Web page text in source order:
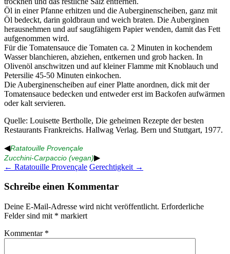
Öl in einer Pfanne erhitzen und die Auberginenscheiben, ganz mit
Öl bedeckt, darin goldbraun und weich braten. Die Auberginen
herausnehmen und auf saugfähigem Papier wenden, damit das Fett
aufgenommen wird.
Für die Tomatensauce die Tomaten ca. 2 Minuten in kochendem
Wasser blanchieren, abziehen, entkernen und grob hacken. In
Olivenöl anschwitzen und auf kleiner Flamme mit Knoblauch und
Petersilie 45-50 Minuten einkochen.
Die Auberginenscheiben auf einer Platte anordnen, dick mit der
Tomatensauce bedecken und entweder erst im Backofen aufwärmen
oder kalt servieren.
Quelle: Louisette Bertholle, Die geheimen Rezepte der besten
Restaurants Frankreichs. Hallwag Verlag. Bern und Stuttgart, 1977.
◀Ratatouille Provençale
Zucchini-Carpaccio (vegan)▶
Beitragsnavigation
← Ratatouille Provençale Gerechtigkeit →
Schreibe einen Kommentar
Deine E-Mail-Adresse wird nicht veröffentlicht. Erforderliche
Felder sind mit * markiert
Kommentar *